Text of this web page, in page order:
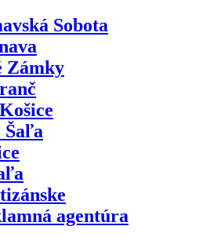
Sobota
Zámky
Šaľa
agentúra